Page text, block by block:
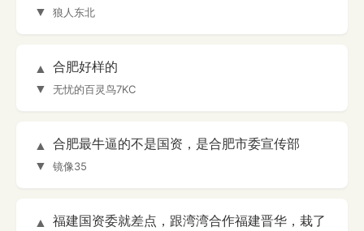
▼
狼人东北
▲
▼
合肥好样的
无忧的百灵鸟7KC
▲
▼
合肥最牛逼的不是国资，是合肥市委宣传部
镜像35
▲
福建国资委就差点，跟湾湾合作福建晋华，栽了